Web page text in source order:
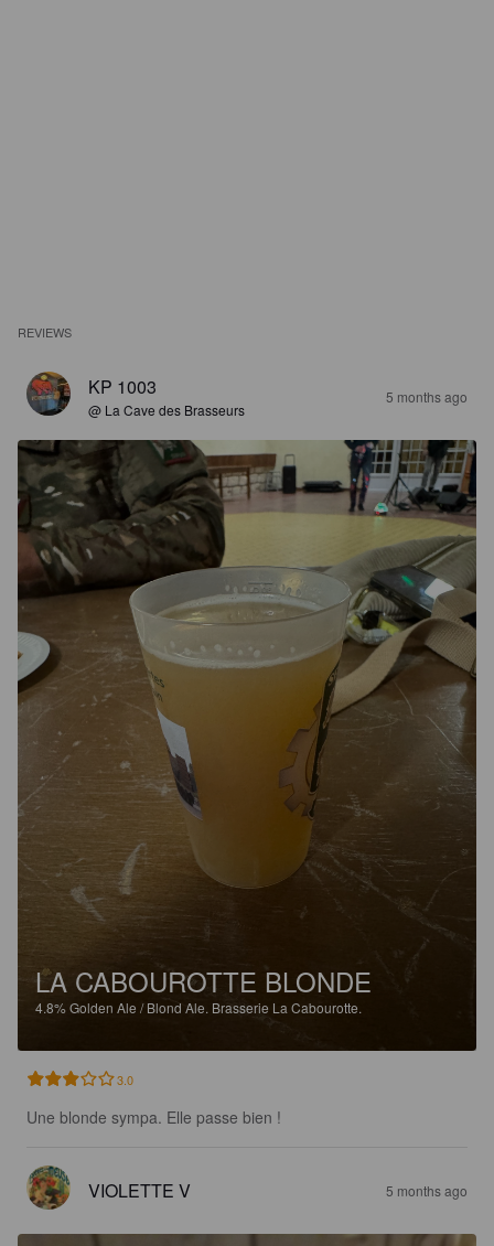
REVIEWS
KP 1003
@ La Cave des Brasseurs
5 months ago
LA CABOUROTTE BLONDE
4.8%Golden Ale / Blond Ale. Brasserie La Cabourotte.
3.0
Une blonde sympa. Elle passe bien !
VIOLETTE V 5 months ago